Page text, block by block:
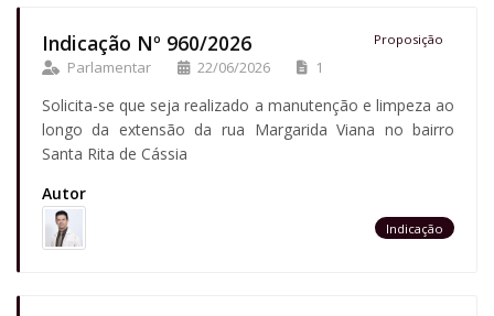
Indicação Nº 960/2026 Proposição
Parlamentar 22/06/2026 1
Solicita-se que seja realizado a manutenção e limpeza ao
longo da extensão da rua Margarida Viana no bairro
Santa Rita de Cássia
Autor
Indicação